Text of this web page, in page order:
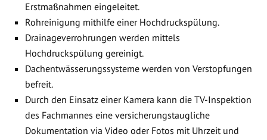
Erstmaßnahmen eingeleitet.
Rohreinigung mithilfe einer Hochdruckspülung.
Drainageverrohrungen werden mittels
Hochdruckspülung gereinigt.
Dachentwässerungssysteme werden von Verstopfungen
befreit.
Durch den Einsatz einer Kamera kann die TV-Inspektion
des Fachmannes eine versicherungstaugliche
Dokumentation via Video oder Fotos mit Uhrzeit und